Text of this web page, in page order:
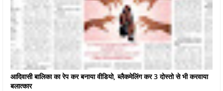
आदिवासी बालिका का रेप कर बनाया वीडियो, ब्लैकमेलिंग कर 3 दोस्तो से भी करवाया
बलात्कार